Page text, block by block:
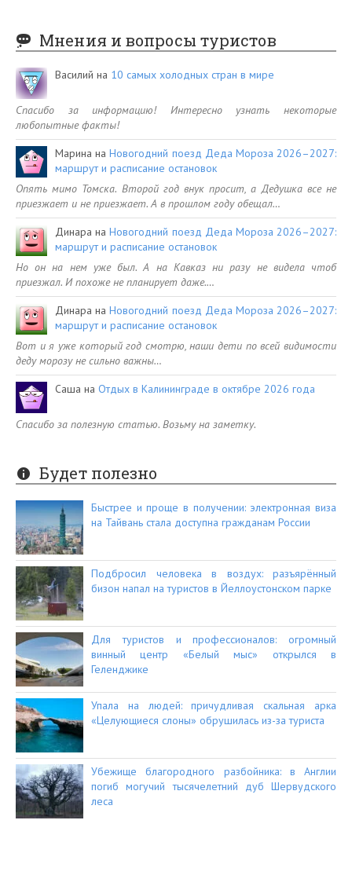
Мнения и вопросы туристов
Василий на 10 самых холодных стран в мире
Спасибо за информацию! Интересно узнать некоторые
любопытные факты!
Марина наНовогодний поезд Деда Мороза 2026–2027:
маршрут и расписание остановок
Опять мимо Томска. Второй год внук просит, а Дедушка все не
приезжает и не приезжает. А в прошлом году обещал…
Динара наНовогодний поезд Деда Мороза 2026–2027:
маршрут и расписание остановок
Но он на нем уже был. А на Кавказ ни разу не видела чтоб
приезжал. И похоже не планирует даже.…
Динара наНовогодний поезд Деда Мороза 2026–2027:
маршрут и расписание остановок
Вот и я уже который год смотрю, наши дети по всей видимости
деду морозу не сильно важны…
Саша на Отдых в Калининграде в октябре 2026 года
Спасибо за полезную статью. Возьму на заметку.
Будет полезно
Быстрее и проще в получении: электронная виза
на Тайвань стала доступна гражданам России
Подбросил человека в воздух: разъярённый
бизон напал на туристов в Йеллоустонском парке
Для туристов и профессионалов: огромный
винный центр «Белый мыс» открылся в
Геленджике
Упала на людей: причудливая скальная арка
«Целующиеся слоны» обрушилась из-за туриста
Убежище благородного разбойника: в Англии
погиб могучий тысячелетний дуб Шервудского
леса